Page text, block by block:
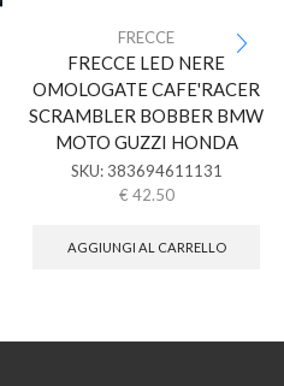
FRECCE
FRECCE LED NERE
OMOLOGATE CAFE'RACER
SCRAMBLER BOBBER BMW
MOTO GUZZI HONDA
SKU: 383694611131
€ 42.50
AGGIUNGI AL CARRELLO